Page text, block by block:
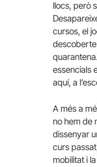
llocs, però
cursos, el
essencials
aquí, a
A més a
no hem de
dissenyar
curs
mobilitat i